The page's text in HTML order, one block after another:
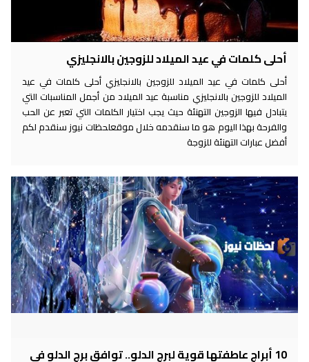
أحلى كلمات في عيد الميلاد للزوجين بالانجليزي
أحلى كلمات في عيد الميلاد للزوجين بالانجليزي أحلى كلمات في عيد
الميلاد للزوجين بالانجليزي مناسبة عيد الميلاد من أجمل المناسبات التي
يتبادل فيها الزوجين التهنئة حيث يجب اختيار الكلمات التي تعبر عن الحب
والفرحة بهذا اليوم هو ما سنقدمه خلال موقعلحظات نيوز سنقدم لكم
أفضل عبارات التهنئة للزوجة
10 أبراج عاطفتها قوية لبرج الدلو.. توافق برج الدلو في